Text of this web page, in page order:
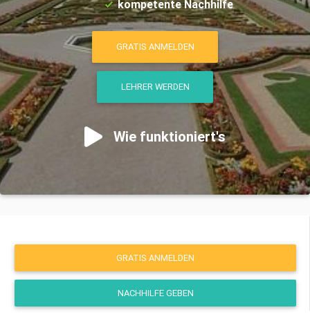
kompetente Nachhilfe
GRATIS ANMELDEN
LEHRER WERDEN
Wie funktioniert's
GRATIS ANMELDEN
NACHHILFE GEBEN